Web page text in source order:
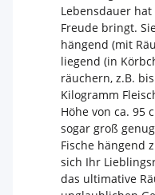
Lebensdauer
Freude bringt.
hängend (mit
liegend (in
räuchern, z.B.
Kilogramm
Höhe von ca. 95
sogar groß
Fische hängend
sich Ihr
das ultimative